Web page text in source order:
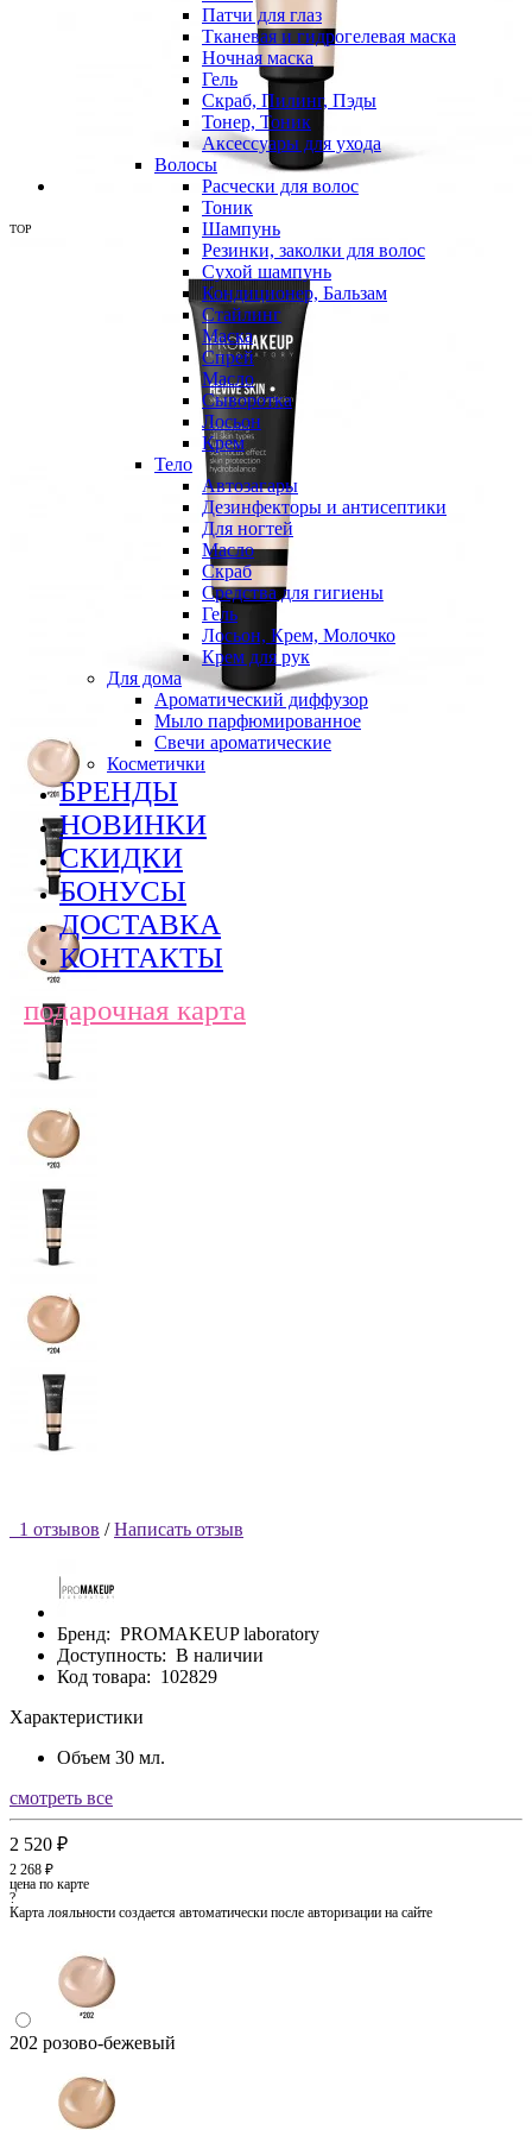
Патчи для глаз
Тканевая и гидрогелевая маска
Ночная маска
Гель
Скраб, Пилинг, Пэды
Тонер, Тоник
Аксессуары для ухода
Волосы
Расчески для волос
Тоник
Шампунь
Резинки, заколки для волос
Сухой шампунь
Кондиционер, Бальзам
Стайлинг
Маска
Спрей
Масло
Сыворотка
Лосьон
Крем
Тело
Автозагары
Дезинфекторы и антисептики
Для ногтей
Масло
Скраб
Средства для гигиены
Гель
Лосьон, Крем, Молочко
Крем для рук
Для дома
Ароматический диффузор
Мыло парфюмированное
Свечи ароматические
Косметички
БРЕНДЫ
НОВИНКИ
СКИДКИ
БОНУСЫ
ДОСТАВКА
КОНТАКТЫ
подарочная карта
TOP
1 отзывов / Написать отзыв
Бренд: PROMAKEUP laboratory
Доступность: В наличии
Код товара: 102829
Характеристики
Объем 30 мл.
смотреть все
2 520 ₽
2 268 ₽
цена по карте
?
Карта лояльности создается автоматически после авторизации на сайте
202 розово-бежевый